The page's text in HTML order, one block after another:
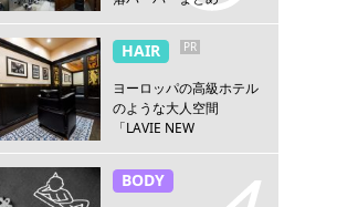
HAIR PR
ヨーロッパの高級ホテル
のような大人空間
「LAVIE NEW
店」
BODY